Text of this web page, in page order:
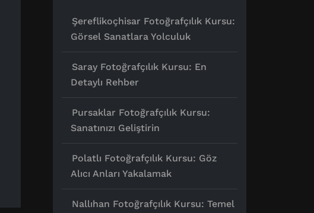
Şereflikoçhisar Fotoğrafçılık Kursu:
Görsel Sanatlara Yolculuk
Saray Fotoğrafçılık Kursu: En
Detaylı Rehber
Pursaklar Fotoğrafçılık Kursu:
Sanatınızı Geliştirin
Polatlı Fotoğrafçılık Kursu: Göz
Alıcı Anları Yakalamak
Nallıhan Fotoğrafçılık Kursu: Temel